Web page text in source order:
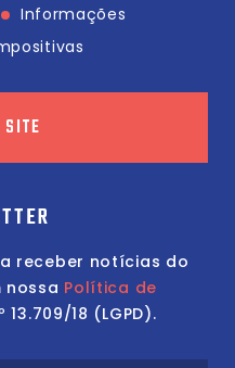
Informações
SITE
receber notícias do
nossa Política de
13.709/18 (LGPD).